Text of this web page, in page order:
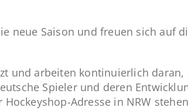
neue Saison und freuen sich auf
und arbeiten kontinuierlich daran,
Spieler und deren
Adresse in NRW